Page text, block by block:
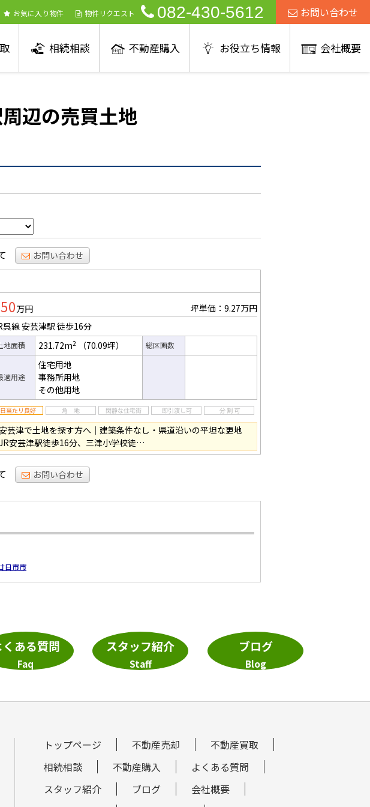
お気に入り物件 物件リクエスト 082-430-5612 お問い合わせ
相続相談 不動産購入 お役立ち情報 会社概要
辺の売買土地
お問い合わせ
万円
坪単価：9.27万円
呉線 安芸津駅徒歩16分
地面積 231.72m2 （70.09坪） 総区画数
適用途
住宅用地
事務所用地
その他用地
芸津で土地を探す方へ｜建築条件なし・県道沿いの平坦な更地
安芸津駅徒歩16分、三津小学校徒…
お問い合わせ
日市市
くある質問
Faq
スタッフ紹介
Staff
ブログ
Blog
トップページ 不動産売却
不動産買取
相続相談
不動産購入
よくある質問
スタッフ紹介
ブログ
会社概要